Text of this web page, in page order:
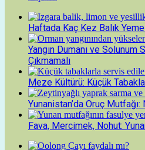
Haftada Kaç Kez Balık
Yangın Dumanı ve Solunum
Çıkmamalı
Meze Kültürü: Küçük
Yunanistan’da Oruç
Fava, Mercimek, Nohut: